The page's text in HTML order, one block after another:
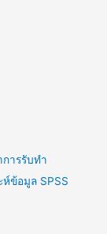
ารรับทำ
ข้อมูล SPSS